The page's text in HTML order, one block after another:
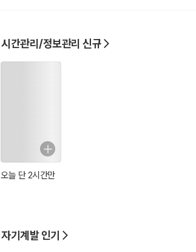
시간관리/정보관리 신규
오늘 단 2시간만
자기계발 인기